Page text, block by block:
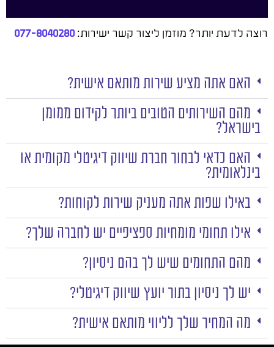
רוצה לדעת יותר? מוזמן ליצור קשר ישירות:077-8040280
האם אתה מציע שירות מותאם אישית?
מהם השירותים הטובים ביותר לקידום ממומן
בישראל?
האם כדאי לבחור חברת שיווק דיגיטלי מקומית או
בינלאומית?
באילו שפות אתה מעניק שירות לקוחות?
אילו תחומי מומחיות ספציפיים יש לחברה שלך?
מהם התחומים שיש לך בהם ניסיון?
יש לך ניסיון בתור יועץ שיווק דיגיטלי?
מה המחיר שלך לליווי מותאם אישית?